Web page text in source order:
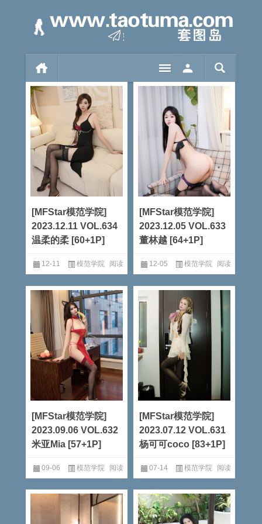
[MFStar模范学院]
2023.12.11 VOL.634
温柔的柔 [60+1P]
12-11 模范学院 阅读
全文
[MFStar模范学院]
2023.12.05 VOL.633
董林越 [64+1P]
12-05 模范学院 阅读
全文
[MFStar模范学院]
2023.09.06 VOL.632
米亚Mia [57+1P]
09-06 模范学院 阅读
全文
[MFStar模范学院]
2023.07.12 VOL.631
杨可可coco [83+1P]
07-14 模范学院 阅读
全文